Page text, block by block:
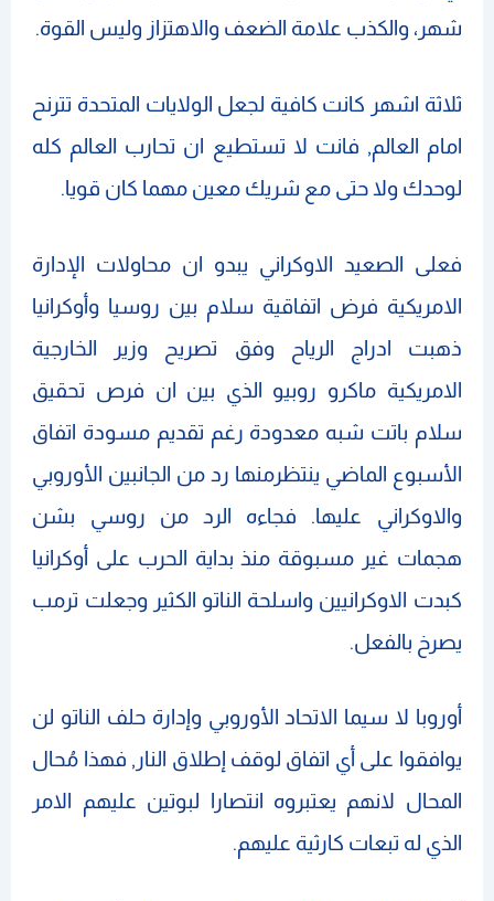
شهر، والكذب علامة الضعف والاهتزاز وليس القوة.
ثلاثة اشهر كانت كافية لجعل الولايات المتحدة تترنح
امام العالم, فانت لا تستطيع ان تحارب العالم كله
لوحدك ولا حتى مع شريك معين مهما كان قويا.
فعلى الصعيد الاوكراني يبدو ان محاولات الإدارة
الامريكية فرض اتفاقية سلام بين روسيا وأوكرانيا
ذهبت ادراج الرياح وفق تصريح وزير الخارجية
الامريكية ماكرو روبيو الذي بين ان فرص تحقيق
سلام باتت شبه معدودة رغم تقديم مسودة اتفاق
الأسبوع الماضي ينتظرمنها رد من الجانبين الأوروبي
والاوكراني عليها. فجاءه الرد من روسي بشن
هجمات غير مسبوقة منذ بداية الحرب على أوكرانيا
كبدت الاوكرانيين واسلحة الناتو الكثير وجعلت ترمب
يصرخ بالفعل.
أوروبا لا سيما الاتحاد الأوروبي وإدارة حلف الناتو لن
يوافقوا على أي اتفاق لوقف إطلاق النار, فهذا مُحال
المحال لانهم يعتبروه انتصارا لبوتين عليهم الامر
الذي له تبعات كارثية عليهم.